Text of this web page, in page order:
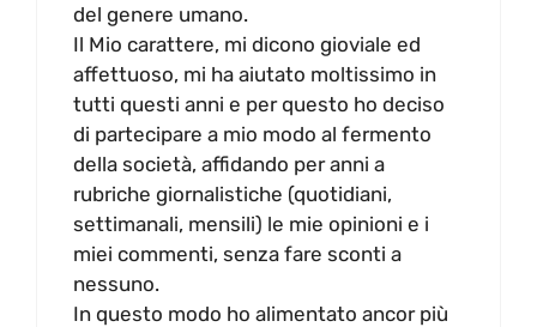
del genere umano.
Il Mio carattere, mi dicono gioviale ed
affettuoso, mi ha aiutato moltissimo in
tutti questi anni e per questo ho deciso
di partecipare a mio modo al fermento
della società, affidando per anni a
rubriche giornalistiche (quotidiani,
settimanali, mensili) le mie opinioni e i
miei commenti, senza fare sconti a
nessuno.
In questo modo ho alimentato ancor più